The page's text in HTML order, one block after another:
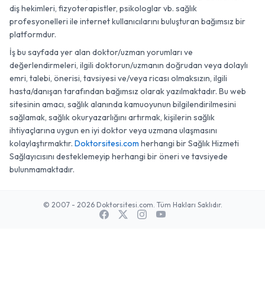
diş hekimleri, fizyoterapistler, psikologlar vb. sağlık
profesyonelleri ile internet kullanıcılarını buluşturan bağımsız bir
platformdur.
İş bu sayfada yer alan doktor/uzman yorumları ve
değerlendirmeleri, ilgili doktorun/uzmanın doğrudan veya dolaylı
emri, talebi, önerisi, tavsiyesi ve/veya ricası olmaksızın, ilgili
hasta/danışan tarafından bağımsız olarak yazılmaktadır. Bu web
sitesinin amacı, sağlık alanında kamuoyunun bilgilendirilmesini
sağlamak, sağlık okuryazarlığını artırmak, kişilerin sağlık
ihtiyaçlarına uygun en iyi doktor veya uzmana ulaşmasını
kolaylaştırmaktır. Doktorsitesi.com herhangi bir Sağlık Hizmeti
Sağlayıcısını desteklemeyip herhangi bir öneri ve tavsiyede
bulunmamaktadır.
© 2007 - 2026 Doktorsitesi.com. Tüm Hakları Saklıdır.